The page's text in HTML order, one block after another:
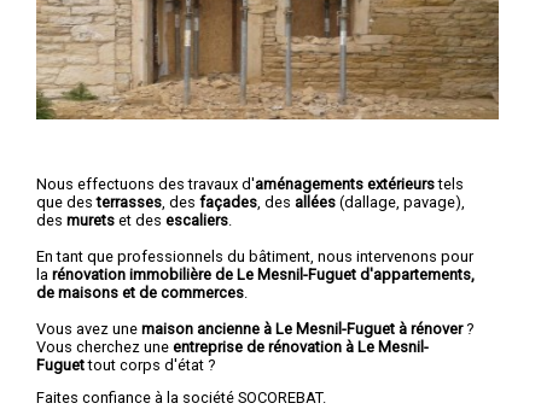
Nous effectuons des travaux d'aménagements extérieurstels
que desterrasses , des façades , des allées (dallage, pavage),
des murets et des escaliers
En tant que professionnels du bâtiment, nous intervenons pour
la rénovation immobilière de Le Mesnil-Fuguet d'appartements,
de maisons et de commerces
Vous avez une maison ancienne à Le Mesnil-Fuguet à rénover?
Vous cherchez une entreprise de rénovation à Le Mesnil-
Fuguettout corps d'état ?
Faites confiance à la société SOCOREBAT.